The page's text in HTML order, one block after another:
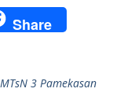
Share
MTsN 3 Pamekasan